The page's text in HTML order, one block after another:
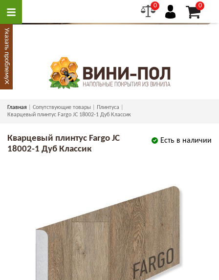
0 0
Главная Сопутствующие товары
Плинтуса
Кварцевый плинтус Fargo JC 18002-1 Дуб Классик
Есть в наличии
Кварцевый плинтус Fargo JC
18002-1 Дуб Классик
Указать проблему
×